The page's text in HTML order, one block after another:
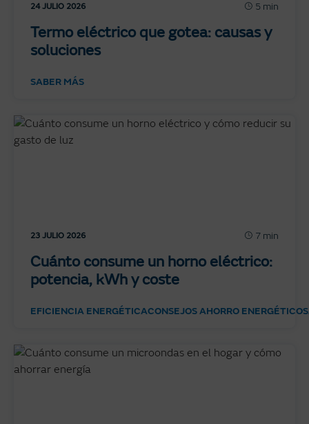
24 JULIO 2026 5 min
Termo eléctrico que gotea: causas y
soluciones
SABER MÁS
23 JULIO 2026 7 min
Cuánto consume un horno eléctrico:
potencia, kWh y coste
EFICIENCIA ENERGÉTICACONSEJOS AHORRO ENERGÉTICO